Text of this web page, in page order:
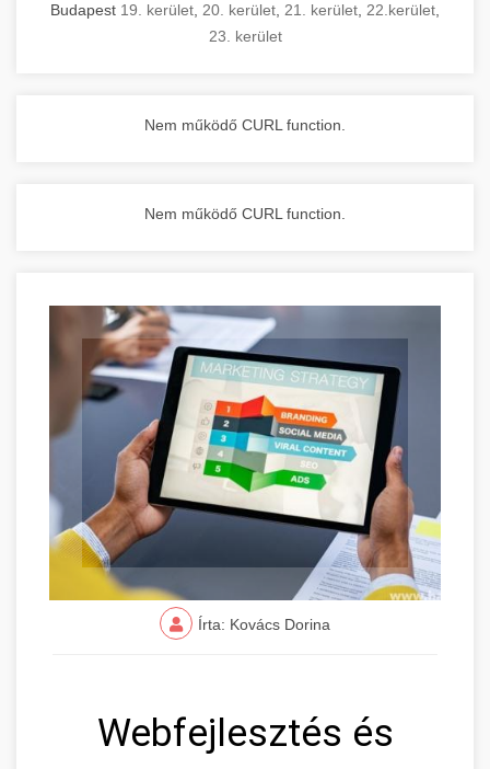
Budapest 19. kerület 20. kerület 21. kerület 22.kerület
23. kerület
Nem működő CURL function.
Nem működő CURL function.
Írta: Kovács Dorina
Webfejlesztés és